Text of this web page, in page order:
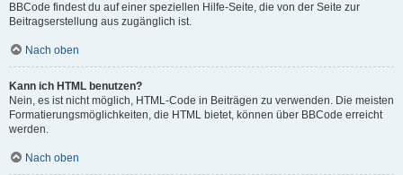
BBCode findest du auf einer speziellen Hilfe-Seite, die von der Seite zur
Beitragserstellung aus zugänglich ist.
Nach oben
Kann ich HTML benutzen?
Nein, es ist nicht möglich, HTML-Code in Beiträgen zu verwenden. Die meisten
Formatierungsmöglichkeiten, die HTML bietet, können über BBCode erreicht
werden.
Nach oben